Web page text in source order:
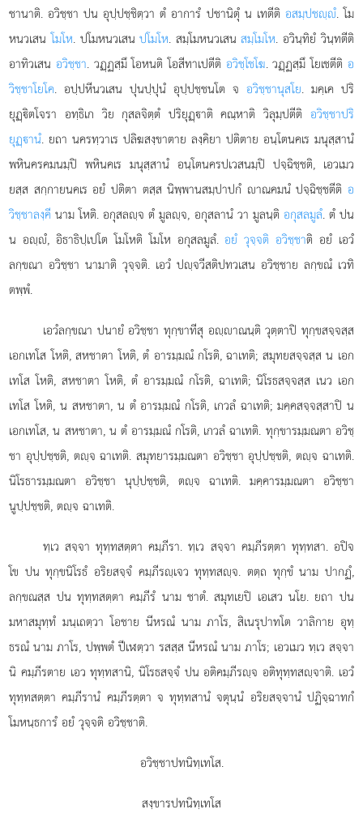
ชานาติ. อวิชฺชา ปน อุปฺปชฺชิตฺวา ตํ อาการํ ปชานิตุํ น เทตีติ อสมฺปชฺํ. โม
หนวเสนโมโห. ปโมหนวเสนปโมโห. สมฺโมหนวเสนสมฺโมโห. อวินฺทิยํ วินฺทตีติ
อาทิวเสน อวิชฺชา. วฏฺฏสฺมึ โอหนติ โอสีทาเปตีติ อวิชฺโชโฆ. วฏฺฏสฺมึ โยเชตีติ อ
วิชฺชาโยโค. อปฺปหีนวเสนปุนปฺปุนํ อุปฺปชฺชนโต จ อวิชฺชานุสโย. มคฺเค ปริ
ยุฏฺิตโจรา อทฺธิเก วิย กุสลจิตฺตํ ปริยุฏฺาติ คณฺหาติ วิลุมฺปตีติ อวิชฺชาปริ
ยุฏฺานํ. ยถา นครทฺวาเร ปลิฆสงฺขาตาย ลงฺคิยา ปติตาย อนฺโตนคเร มนุสฺสานํ
พหินครคมนมฺปิ พหินคเร มนุสฺสานํ อนฺโตนครปเวสนมฺปิ ปจฺฉิชฺชติ, เอวเมว
ยสฺส สกฺกายนคเร อยํ ปติตา ตสฺส นิพฺพานสมฺปาปกํ าณคมนํ ปจฺฉิชฺชตีติ อ
วิชฺชาลงฺคี นาม โหติ. อกุสลฺจ ตํ มูลฺจ, อกุสลานํ วา มูลนฺติ อกุสลมูลํ. ตํ ปน
น อฺํ, อิธาธิปฺเปโต โมโหติ โมโห อกุสลมูลํ.อยํ วุจฺจติ อวิชฺชาติ อยํ เอวํ
ลกฺขณา อวิชฺชา นามาติ วุจฺจติ. เอวํ ปฺจวีสติปทวเสน อวิชฺชาย ลกฺขณํ เวทิ
ตพฺพํ.
เอวํลกฺขณา ปนายํ อวิชฺชา ทุกฺขาทีสุ อฺาณนฺติ วุตฺตาปิ ทุกฺขสจฺจสฺส
เอกเทโส โหติ, สหชาตา โหติ, ตํ อารมฺมณํ กโรติ, ฉาเทติ; สมุทยสจฺจสฺส น เอก
เทโส โหติ, สหชาตา โหติ, ตํ อารมฺมณํ กโรติ, ฉาเทติ; นิโรธสจฺจสฺส เนว เอก
เทโส โหติ, น สหชาตา, น ตํ อารมฺมณํ กโรติ, เกวลํ ฉาเทติ; มคฺคสจฺจสฺสาปิ น
เอกเทโส, น สหชาตา, น ตํ อารมฺมณํ กโรติ, เกวลํ ฉาเทติ. ทุกฺขารมฺมณตา อวิชฺ
ชา อุปฺปชฺชติ, ตฺจ ฉาเทติ. สมุทยารมฺมณตา อวิชฺชา อุปฺปชฺชติ, ตฺจ ฉาเทติ.
นิโรธารมฺมณตา อวิชฺชา นุปฺปชฺชติ, ตฺจ ฉาเทติ. มคฺคารมฺมณตา อวิชฺชา
นูปฺปชฺชติ, ตฺจ ฉาเทติ.
ทฺเว สจฺจา ทุทฺทสตฺตา คมฺภีรา. ทฺเว สจฺจา คมฺภีรตฺตา ทุทฺทสา. อปิจ
โข ปน ทุกฺขนิโรธํ อริยสจฺจํ คมฺภีรฺเจว ทุทฺทสฺจ. ตตฺถ ทุกฺขํ นาม ปากฏํ,
ลกฺขณสฺส ปน ทุทฺทสตฺตาคมฺภีรํ นาม ชาตํ. สมุทเยปิ เอเสว นโย. ยถา ปน
มหาสมุทฺทํ มนฺเถตฺวา โอชาย นีหรณํ นาม ภาโร, สิเนรุปาทโต วาลิกาย อุทฺ
ธรณํ นาม ภาโร, ปพฺพตํ ปีเฬตฺวา รสสฺส นีหรณํ นาม ภาโร; เอวเมว ทฺเว สจฺจา
นิ คมฺภีรตาย เอว ทุทฺทสานิ, นิโรธสจฺจํ ปน อติคมฺภีรฺจ อติทุทฺทสฺจาติ. เอวํ
ทุทฺทสตฺตา คมฺภีรานํ คมฺภีรตฺตา จ ทุทฺทสานํ จตุนฺนํ อริยสจฺจานํ ปฏิจฺฉาทกํ
โมหนฺธการํ อยํ วุจฺจติ อวิชฺชาติ.
อวิชฺชาปทนิทฺเทโส.
สงฺขารปทนิทฺเทโส